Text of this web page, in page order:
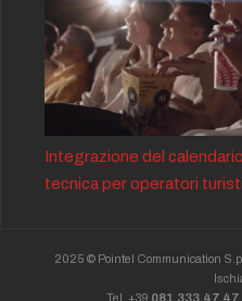
Integrazione del
tecnica per operatori
2025 © Pointel Communication
Tel. +39 081.333.47.47